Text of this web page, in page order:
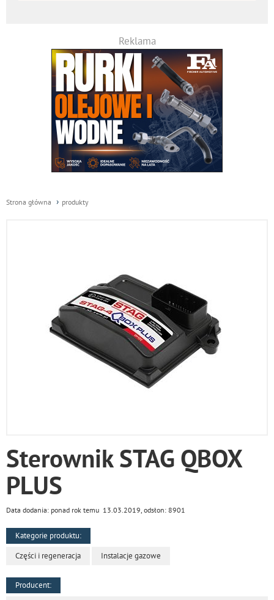
Reklama
Strona główna produkty
Sterownik STAG QBOX
PLUS
Data dodania: ponad rok temu 13.03.2019, odsłon: 8901
Kategorie produktu:
Części i regeneracja
Instalacje gazowe
Producent: